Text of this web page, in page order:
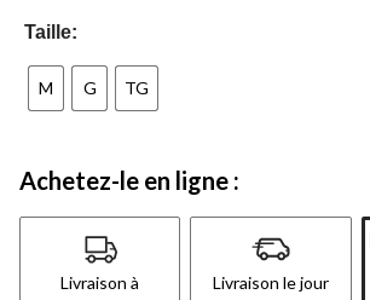
Taille:
M G TG
Achetez-le en ligne :
Livraison à
Livraison le jour